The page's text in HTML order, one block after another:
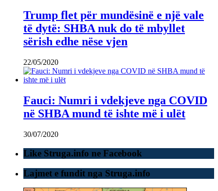
Trump flet për mundësinë e një vale
të dytë: SHBA nuk do të mbyllet
sërish edhe nëse vjen
22/05/2020
Fauci: Numri i vdekjeve nga COVID
në SHBA mund të ishte më i ulët
30/07/2020
Like Struga.info ne Facebook
Lajmet e fundit nga Struga.info